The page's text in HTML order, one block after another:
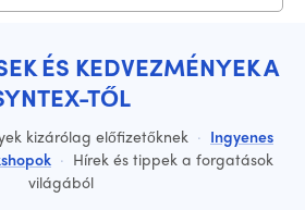
ÉS KEDVEZMÉNYEK A
TŐL
kizárólag előfizetőknek · Ingyenes
· Hírek és tippek a forgatások
világából